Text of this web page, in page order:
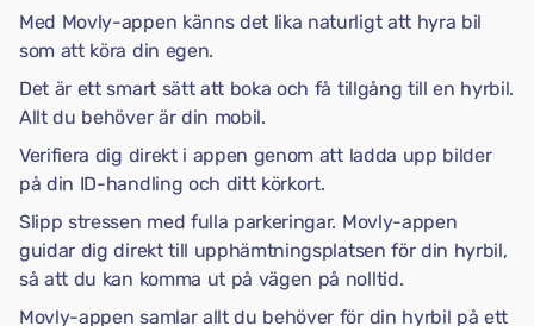
Med Movly-appen känns det lika naturligt att hyra bil
som att köra din egen.
Det är ett smart sätt att boka och få tillgång till en hyrbil.
Allt du behöver är din mobil.
Verifiera dig direkt i appen genom att ladda upp bilder
på din ID-handling och ditt körkort.
Slipp stressen med fulla parkeringar. Movly-appen
guidar dig direkt till upphämtningsplatsen för din hyrbil,
så att du kan komma ut på vägen på nolltid.
Movly-appen samlar allt du behöver för din hyrbil på ett